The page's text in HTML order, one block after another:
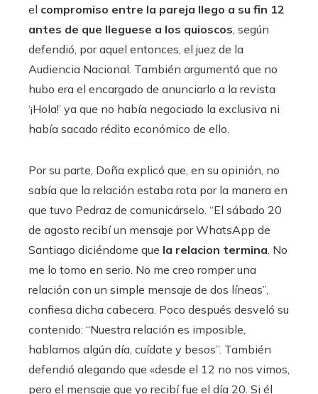
el compromiso entre la pareja llego a su fin 12
antes de que lleguese a los quioscos, según
defendió, por aquel entonces, el juez de la
Audiencia Nacional. También argumentó que no
hubo era el encargado de anunciarlo a la revista
‘¡Hola!’ ya que no había negociado la exclusiva ni
había sacado rédito económico de ello.
Por su parte, Doña explicó que, en su opinión, no
sabía que la relación estaba rota por la manera en
que tuvo Pedraz de comunicárselo. “El sábado 20
de agosto recibí un mensaje por WhatsApp de
Santiago diciéndome que la relacion termina. No
me lo tomo en serio. No me creo romper una
relación con un simple mensaje de dos líneas”,
confiesa dicha cabecera. Poco después desveló su
contenido: “Nuestra relación es imposible,
hablamos algún día, cuídate y besos”. También
defendió alegando que «desde el 12 no nos vimos,
pero el mensaje que yo recibí fue el día 20. Si él